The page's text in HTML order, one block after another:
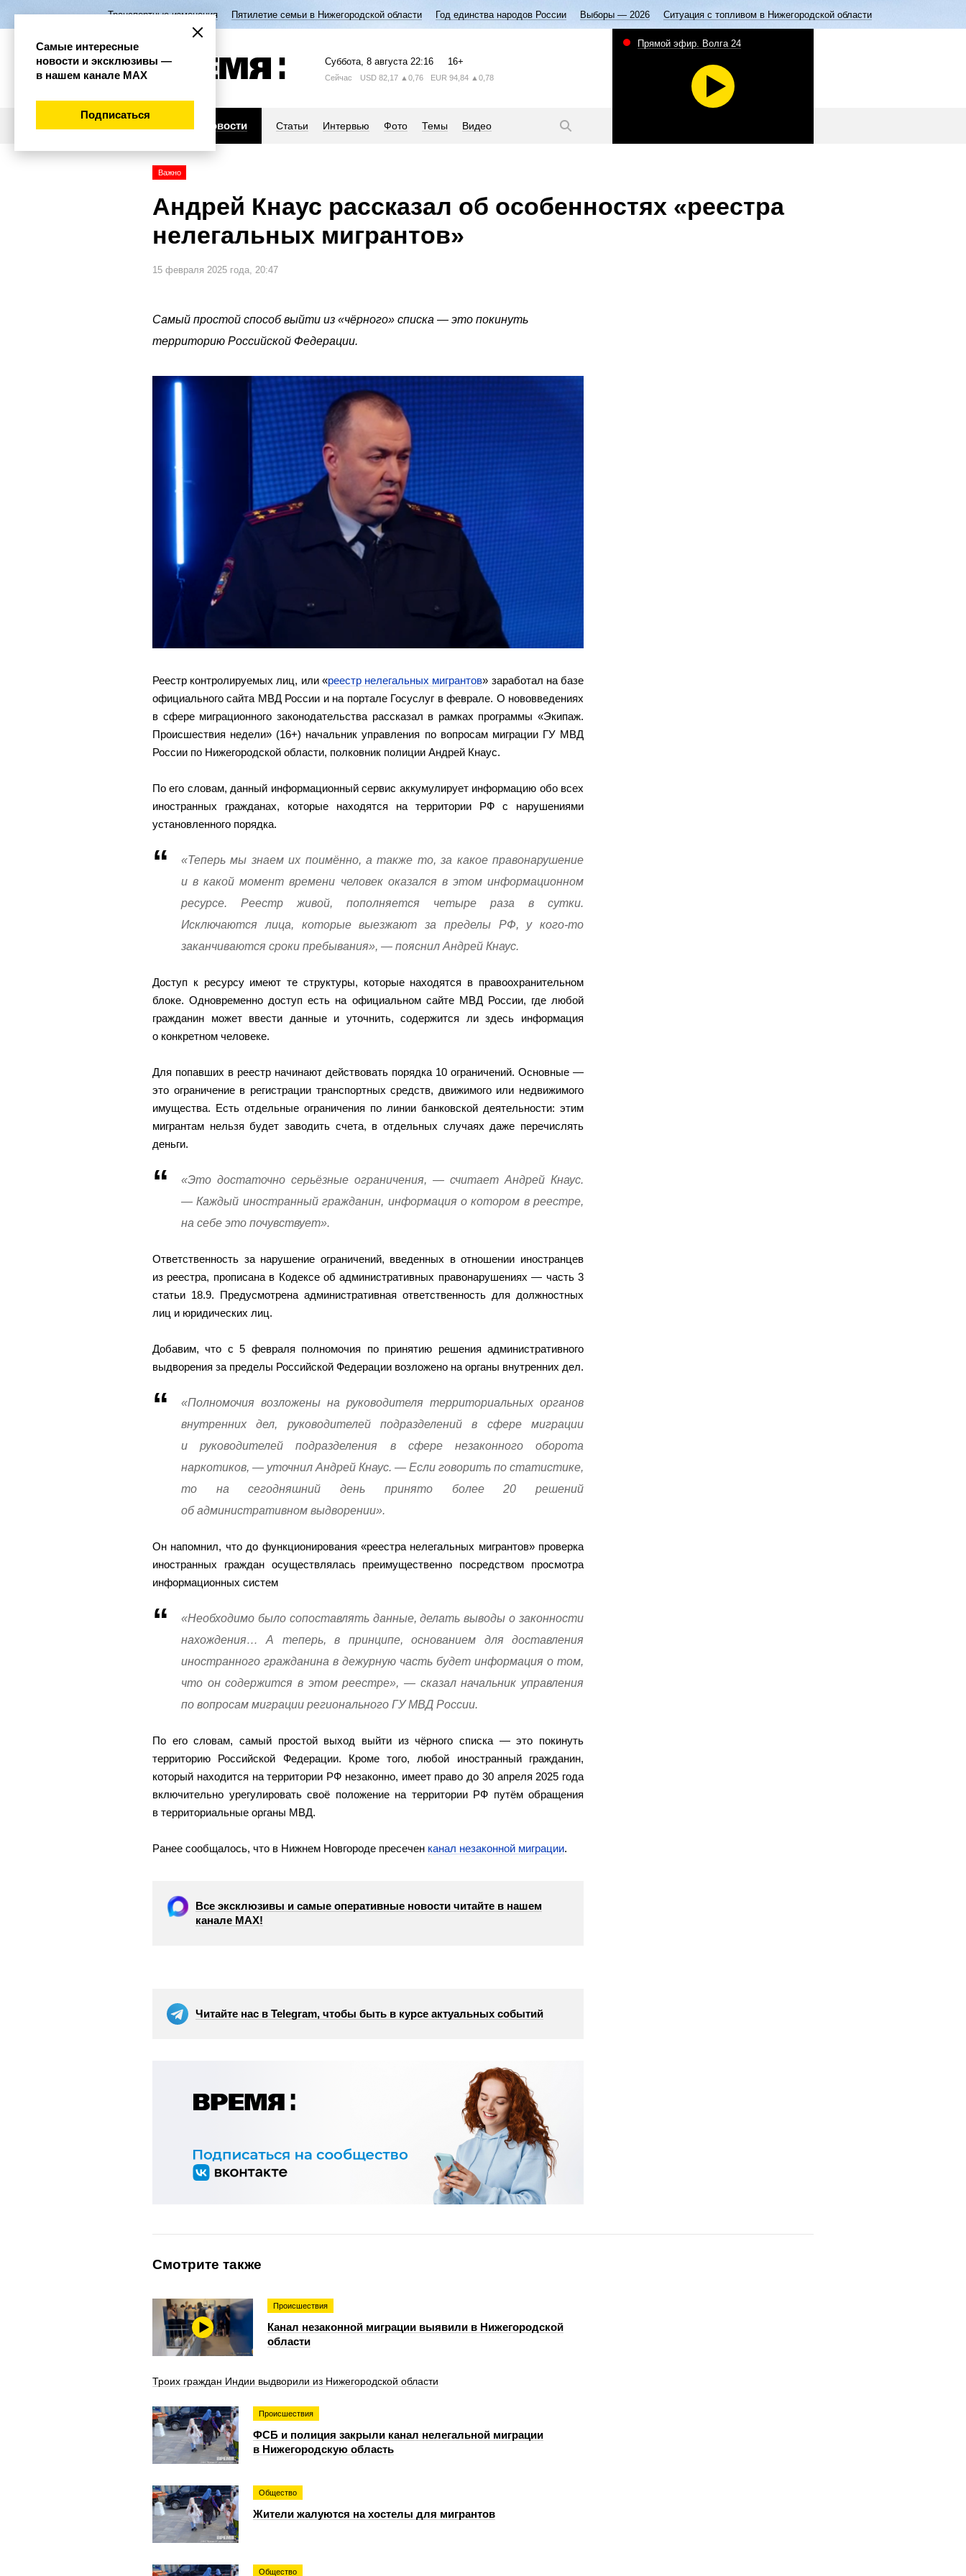
Транспортные изменения Пятилетие семьи в Нижегородской области Год единства народов России Выборы — 2026 Ситуация с топливом в Нижегородской области
Суббота, 8 августа 22:16 16+
Сейчас USD 82,17 ▲0,76 EUR 94,84 ▲0,78
Новости Статьи Интервью Фото Темы Видео
Прямой эфир. Волга 24
Важно
Андрей Кнаус рассказал об особенностях «реестра
нелегальных мигрантов»
15 февраля 2025 года, 20:47
Самый простой способ выйти из «чёрного» списка — это покинуть
территорию Российской Федерации.
Реестр контролируемых лиц, или «реестр нелегальных мигрантов» заработал на базе
официального сайта МВД России и на портале Госуслуг в феврале. О нововведениях
в сфере миграционного законодательства рассказал в рамках программы «Экипаж.
Происшествия недели» (16+) начальник управления по вопросам миграции ГУ МВД
России по Нижегородской области, полковник полиции Андрей Кнаус.
По его словам, данный информационный сервис аккумулирует информацию обо всех
иностранных гражданах, которые находятся на территории РФ с нарушениями
установленного порядка.
«Теперь мы знаем их поимённо, а также то, за какое правонарушение
и в какой момент времени человек оказался в этом информационном
ресурсе. Реестр живой, пополняется четыре раза в сутки.
Исключаются лица, которые выезжают за пределы РФ, у кого-то
заканчиваются сроки пребывания», — пояснил Андрей Кнаус.
Доступ к ресурсу имеют те структуры, которые находятся в правоохранительном
блоке. Одновременно доступ есть на официальном сайте МВД России, где любой
гражданин может ввести данные и уточнить, содержится ли здесь информация
о конкретном человеке.
Для попавших в реестр начинают действовать порядка 10 ограничений. Основные —
это ограничение в регистрации транспортных средств, движимого или недвижимого
имущества. Есть отдельные ограничения по линии банковской деятельности: этим
мигрантам нельзя будет заводить счета, в отдельных случаях даже перечислять
деньги.
«Это достаточно серьёзные ограничения, — считает Андрей Кнаус.
— Каждый иностранный гражданин, информация о котором в реестре,
на себе это почувствует».
Ответственность за нарушение ограничений, введенных в отношении иностранцев
из реестра, прописана в Кодексе об административных правонарушениях — часть 3
статьи 18.9. Предусмотрена административная ответственность для должностных
лиц и юридических лиц.
Добавим, что с 5 февраля полномочия по принятию решения административного
выдворения за пределы Российской Федерации возложено на органы внутренних дел.
«Полномочия возложены на руководителя территориальных органов
внутренних дел, руководителей подразделений в сфере миграции
и руководителей подразделения в сфере незаконного оборота
наркотиков, — уточнил Андрей Кнаус. — Если говорить по статистике,
то на сегодняшний день принято более 20 решений
об административном выдворении».
Он напомнил, что до функционирования «реестра нелегальных мигрантов» проверка
иностранных граждан осуществлялась преимущественно посредством просмотра
информационных систем
«Необходимо было сопоставлять данные, делать выводы о законности
нахождения… А теперь, в принципе, основанием для доставления
иностранного гражданина в дежурную часть будет информация о том,
что он содержится в этом реестре», — сказал начальник управления
по вопросам миграции регионального ГУ МВД России.
По его словам, самый простой выход выйти из чёрного списка — это покинуть
территорию Российской Федерации. Кроме того, любой иностранный гражданин,
который находится на территории РФ незаконно, имеет право до 30 апреля 2025 года
включительно урегулировать своё положение на территории РФ путём обращения
в территориальные органы МВД.
Ранее сообщалось, что в Нижнем Новгороде пресечен канал незаконной миграции.
Все эксклюзивы и самые оперативные новости читайте в нашем
канале МАХ!
Читайте нас в Telegram, чтобы быть в курсе актуальных событий
Смотрите также
Происшествия
Канал незаконной миграции выявили в Нижегородской
области
Троих граждан Индии выдворили из Нижегородской области
Происшествия
ФСБ и полиция закрыли канал нелегальной миграции
в Нижегородскую область
Общество
Жители жалуются на хостелы для мигрантов
Общество
Самые интересные
новости и эксклюзивы —
в нашем канале МАХ
Подписаться